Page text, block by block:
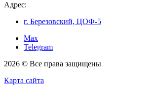
Адрес:
г. Березовский, ЦОФ-5
Max
Telegram
2026 © Все права защищены
Карта сайта